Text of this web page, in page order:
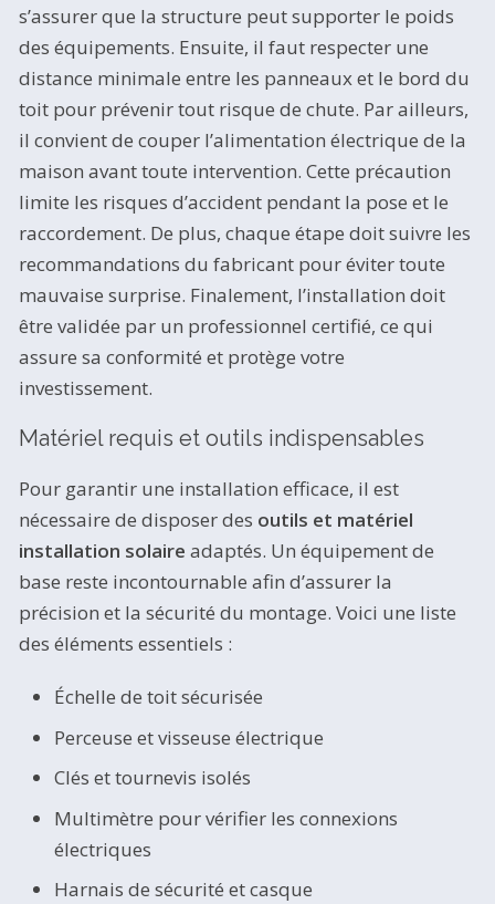
s’assurer que la structure peut supporter le poids
des équipements. Ensuite, il faut respecter une
distance minimale entre les panneaux et le bord du
toit pour prévenir tout risque de chute. Par ailleurs,
il convient de couper l’alimentation électrique de la
maison avant toute intervention. Cette précaution
limite les risques d’accident pendant la pose et le
raccordement. De plus, chaque étape doit suivre les
recommandations du fabricant pour éviter toute
mauvaise surprise. Finalement, l’installation doit
être validée par un professionnel certifié, ce qui
assure sa conformité et protège votre
investissement.
Matériel requis et outils indispensables
Pour garantir une installation efficace, il est
nécessaire de disposer des outils et matériel
installation solaire adaptés. Un équipement de
base reste incontournable afin d’assurer la
précision et la sécurité du montage. Voici une liste
des éléments essentiels :
Échelle de toit sécurisée
Perceuse et visseuse électrique
Clés et tournevis isolés
Multimètre pour vérifier les connexions
électriques
Harnais de sécurité et casque